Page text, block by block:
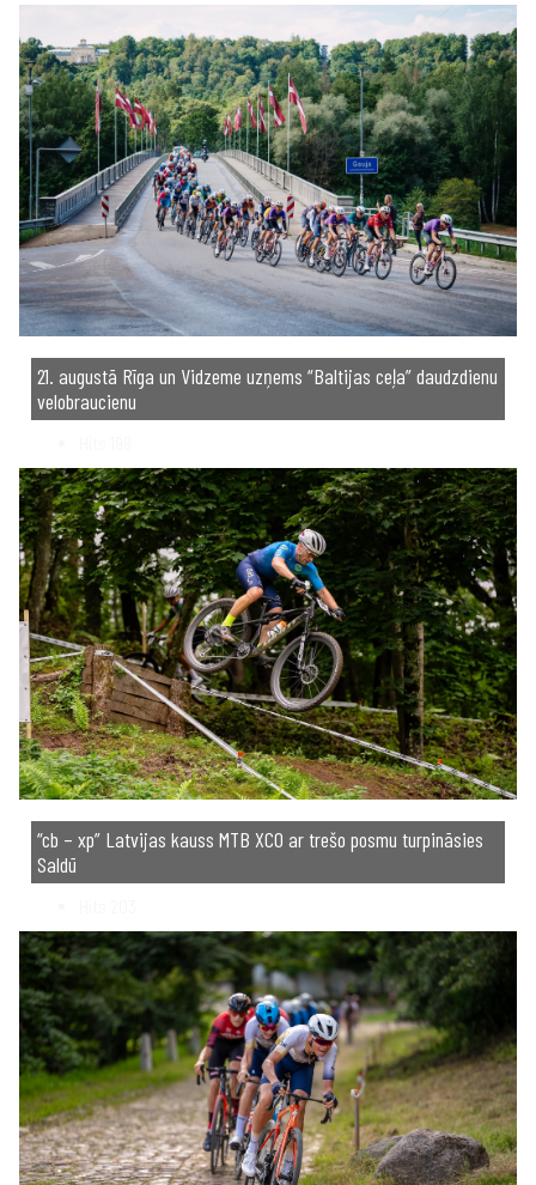
21. augustā Rīga un Vidzeme uzņems “Baltijas ceļa” daudzdienu
velobraucienu
“cb – xp” Latvijas kauss MTB XCO ar trešo posmu turpināsies
Saldū